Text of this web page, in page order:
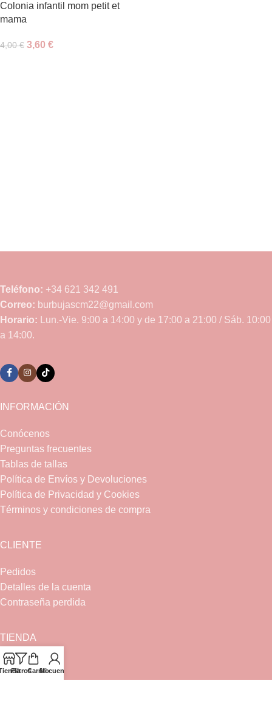
Colonia infantil mom petit et
mama
4,00€ 3,60 €
Teléfono: +34 621 342 491
Correo: burbujascm22@gmail.com
Horario: Lun.-Vie. 9:00 a 14:00 y de 17:00 a 21:00 / Sáb. 10:00
a 14:00.
INFORMACIÓN
Conócenos
Preguntas frecuentes
Tablas de tallas
Política de Envíos y Devoluciones
Política de Privacidad y Cookies
Términos y condiciones de compra
CLIENTE
Pedidos
Detalles de la cuenta
Contraseña perdida
TIENDA
Bebé
FiltrosCarritoMi cuenta